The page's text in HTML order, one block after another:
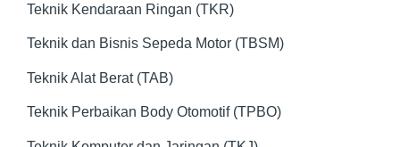
Teknik Kendaraan Ringan (TKR)
Teknik dan Bisnis Sepeda Motor (TBSM)
Teknik Alat Berat (TAB)
Teknik Perbaikan Body Otomotif (TPBO)